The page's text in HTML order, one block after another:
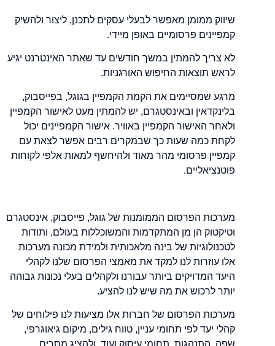
שיווק ממומן מאפשר לבעלי עסקים לתכנן, ליצור ולהשיק
קמפיינים פרסומיים באופן מיידי.
לא צריך להמתין במשך חודשים עד שאתר האינטרנט יגיע
לראש תוצאות החיפוש האורגניות.
מרגע שמסיימים את הקמת הקמפיין בגוגל, בפייסבוק,
בלינקדאין ובאינסטגרם, יש להמתין מעט לאישור הקמפיין
ולאחר האישור הקמפיין באוויר. אישור הקמפיינים יכול
לקחת כמה שעות כך שבמקרים רבים אפשר לצאת עם
קמפיין פרסומי מהר מאוד ולהיחשף למאות אלפי לקוחות
פוטנציאליים.
מערכות הפרסום הממומנות של גוגל, פייסבוק, אינסטגרם
וטיקטוק הן מן המתקדמות והמשוכללות בעולם, ותודות
לטכנולוגיות של בינה מלאכותית ולמידת מכונה מערכות
אלו עוזרות לנו למקד את מאמצי הפרסום שלנו לקהלי
היעד המדויקים ביותר עבורנו ולקהלים בעלי נכונות גבוהה
יותר לרכוש את מה שיש לנו להציע.
מערכות הפרסום של חברות אלו מציעות לנו פילוחים של
קהלי יעד לפי תחומי עניין, טווח גילים, מיקום גיאוגרפי,
שפה, התנהגות, תחומי עיסוק ועוד, ולהציג מסרים